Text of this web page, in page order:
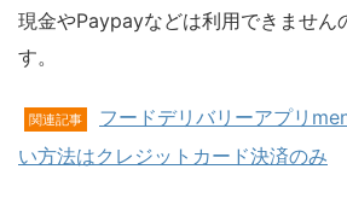
現金やPaypayなどは利用できません
す。
関連記事
フードデリバリーアプリ
い方法はクレジットカード決済のみ